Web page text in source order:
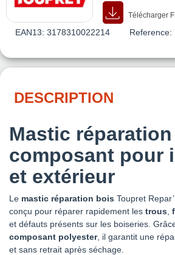
Télécharger
EAN13: 3178310022214 Reference:
DESCRIPTION
Mastic
composant pour
et extérieur
Le mastic réparation bois Toupret
conçu pour réparer rapidement les trous
et défauts présents sur les boiseries.
composant polyester, il garantit une
et sans retrait après séchage.